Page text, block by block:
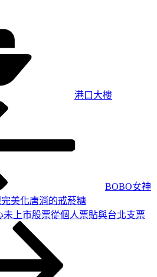
港口大樓
BOBO女神
美化唐消的戒菸糖
未上市股票從個人票貼與台北支票